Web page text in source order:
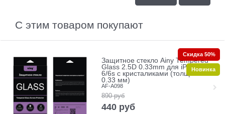
С этим товаром покупают
Защитное стекло Ainy Tempered
Glass 2.5D 0.33mm для iPhone
6/6s с кристаликами (толщина
0.33 мм)
AF-A098
890 руб
440 руб
Скидка 50%
Новинка